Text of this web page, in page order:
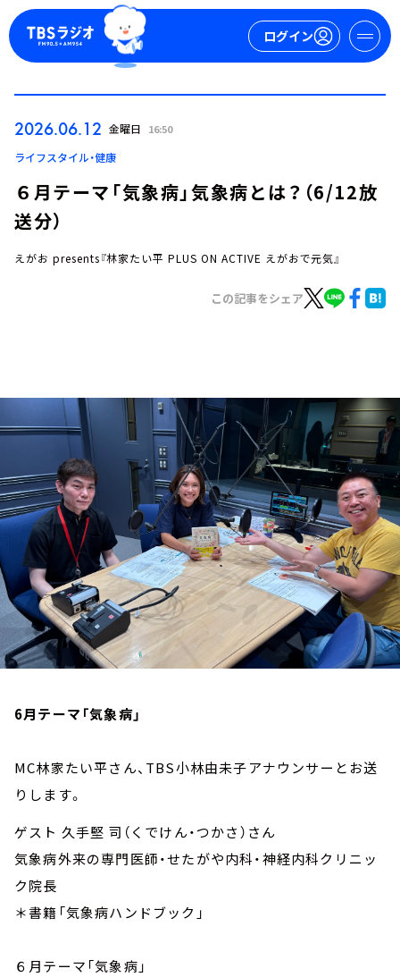
ログイン
ログイン
お知らせ
イベント・グッズ
YouTube
会社情報
2026.06.12 金曜日 16:50
ライフスタイル・健康
６月テーマ「気象病」気象病とは？（6/12放
送分）
えがお presents『林家たい平 PLUS ON ACTIVE えがおで元気』
この記事をシェア
6月テーマ「気象病」
MC林家たい平さん、TBS小林由未子アナウンサーとお送
りします。
ゲスト 久手堅 司（くでけん・つかさ）さん
気象病外来の専門医師・せたがや内科・神経内科クリニッ
ク院長
＊書籍「気象病ハンドブック」
６月テーマ「気象病」